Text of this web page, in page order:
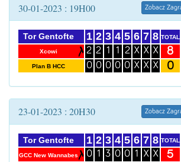
30-01-2023 : 19H00 Zobacz
Tor Gentofte
Xcowi
Plan B HCC
1
2
0
2
2
0
3
1
0
4
1
0
5
2
0
6
X
X
7
X
X
8
X
X
TOTAL
8
0
23-01-2023 : 20H30 Zobacz
Tor Gentofte
GCC New Wannabes
1
0
2
1
3
3
4
0
5
0
6
1
7
X
8
X
TOTAL
5